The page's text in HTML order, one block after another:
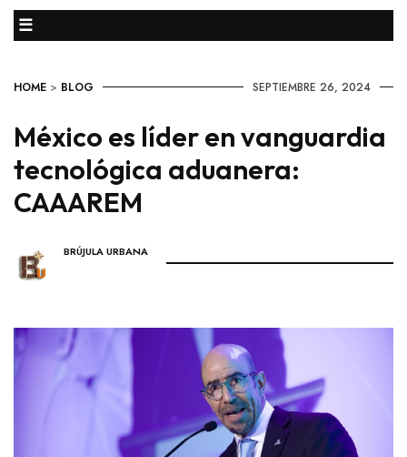
☰
HOME > BLOG SEPTIEMBRE 26, 2024
México es líder en vanguardia
tecnológica aduanera:
CAAAREM
BRÚJULA URBANA